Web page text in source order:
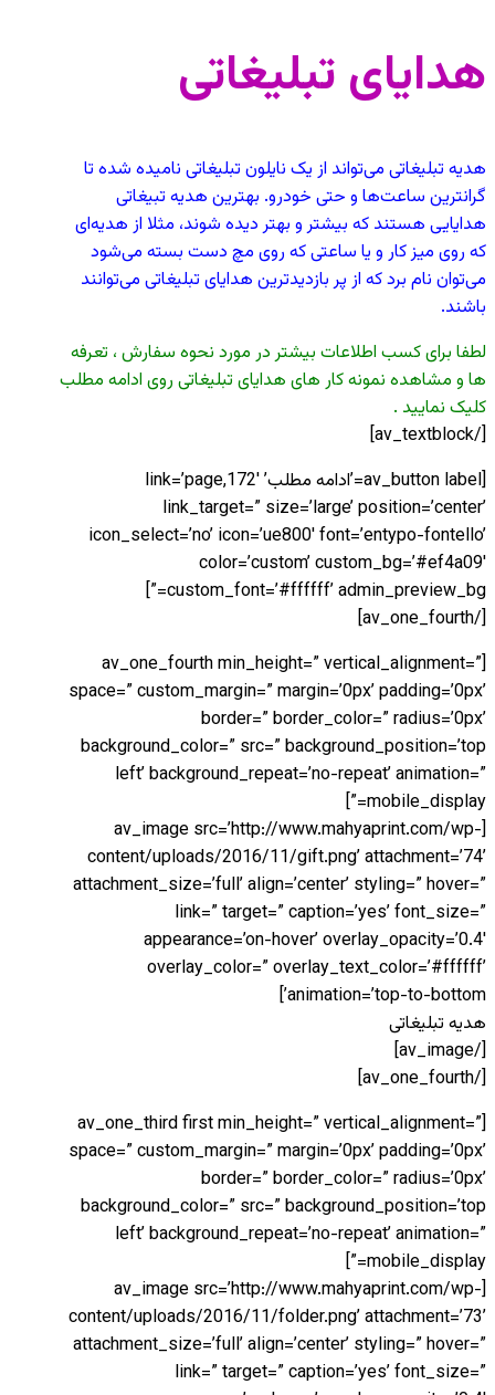
هدایای تبلیغاتی
هدیه تبلیغاتی می‌تواند از یک نایلون تبلیغاتی نامیده شده تا
گرانترین ساعت‌ها و حتی خودرو. بهترین هدیه تبیغاتی
هدایایی هستند که بیشتر و بهتر دیده شوند، مثلا از هدیه‌ای
که روی میز کار و یا ساعتی که روی مچ دست بسته می‌شود
می‌توان نام برد که از پر بازدیدترین هدایای تبلیغاتی می‌توانند
باشند.
لطفا برای کسب اطلاعات بیشتر در مورد نحوه سفارش ، تعرفه
ها و مشاهده نمونه کار های هدایای تبلیغاتی روی ادامه مطلب
کلیک نمایید .
[/av_textblock]
[av_button label=’ادامه مطلب’ link=’page,172′
link_target=” size=’large’ position=’center’
icon_select=’no’ icon=’ue800′ font=’entypo-fontello’
color=’custom’ custom_bg=’#ef4a09′
custom_font=’#ffffff’ admin_preview_bg=”]
[/av_one_fourth]
[av_one_fourth min_height=” vertical_alignment=”
space=” custom_margin=” margin=’0px’ padding=’0px’
border=” border_color=” radius=’0px’
background_color=” src=” background_position=’top
left’ background_repeat=’no-repeat’ animation=”
mobile_display=”]
[av_image src=’http://www.mahyaprint.com/wp-
content/uploads/2016/11/gift.png’ attachment=’74’
attachment_size=’full’ align=’center’ styling=” hover=”
link=” target=” caption=’yes’ font_size=”
appearance=’on-hover’ overlay_opacity=’0.4′
overlay_color=” overlay_text_color=’#ffffff’
animation=’top-to-bottom’]
هدیه تبلیغاتی
[/av_image]
[/av_one_fourth]
[av_one_third first min_height=” vertical_alignment=”
space=” custom_margin=” margin=’0px’ padding=’0px’
border=” border_color=” radius=’0px’
background_color=” src=” background_position=’top
left’ background_repeat=’no-repeat’ animation=”
mobile_display=”]
[av_image src=’http://www.mahyaprint.com/wp-
content/uploads/2016/11/folder.png’ attachment=’73’
attachment_size=’full’ align=’center’ styling=” hover=”
link=” target=” caption=’yes’ font_size=”